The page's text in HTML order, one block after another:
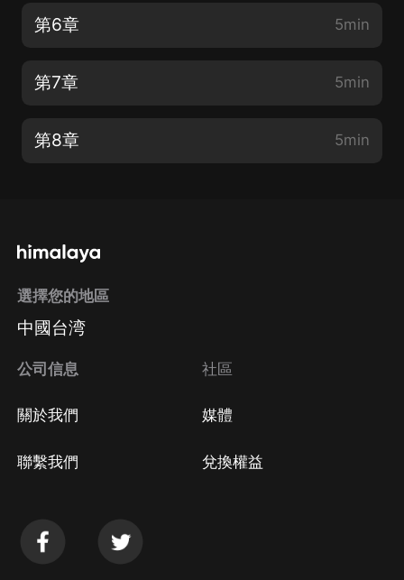
第6章 5min
第7章 5min
第8章 5min
選擇您的地區
中國台湾
公司信息
關於我們
聯繫我們
社區
媒體
兌換權益